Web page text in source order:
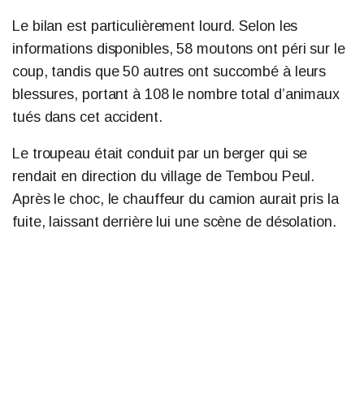
Le bilan est particulièrement lourd. Selon les
informations disponibles, 58 moutons ont péri sur le
coup, tandis que 50 autres ont succombé à leurs
blessures, portant à 108 le nombre total d’animaux
tués dans cet accident.
Le troupeau était conduit par un berger qui se
rendait en direction du village de Tembou Peul.
Après le choc, le chauffeur du camion aurait pris la
fuite, laissant derrière lui une scène de désolation.